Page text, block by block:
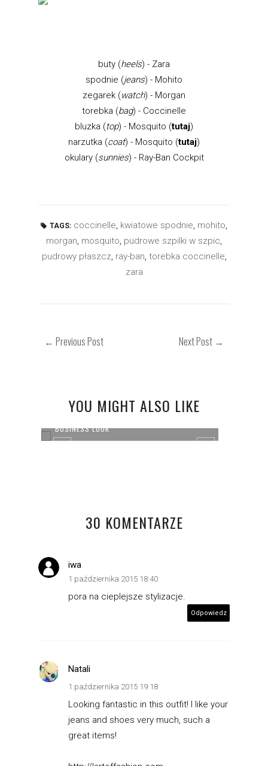
buty (heels) - Zara
spodnie (jeans) - Mohito
zegarek (watch) - Morgan
torebka (bag) - Coccinelle
bluzka (top) - Mosquito (tutaj)
narzutka (coat) - Mosquito (tutaj)
okulary (sunnies) - Ray-Ban Cockpit
TAGS: coccinelle, kwiatowe spodnie, mohito,
morgan, mosquito, pudrowe szpilki w szpic,
pudrowy płaszcz, ray-ban, torebka coccinelle,
zara
← Previous Post Next Post →
YOU MIGHT ALSO LIKE
BUSINESS LOOK
30 KOMENTARZE
iwa
1 października 2015 18:40
pora na cieplejsze stylizacje.
Odpowiedz
Natali
1 października 2015 19:18
Looking fantastic in this outfit! I like your
jeans and shoes very much, such a
great items!